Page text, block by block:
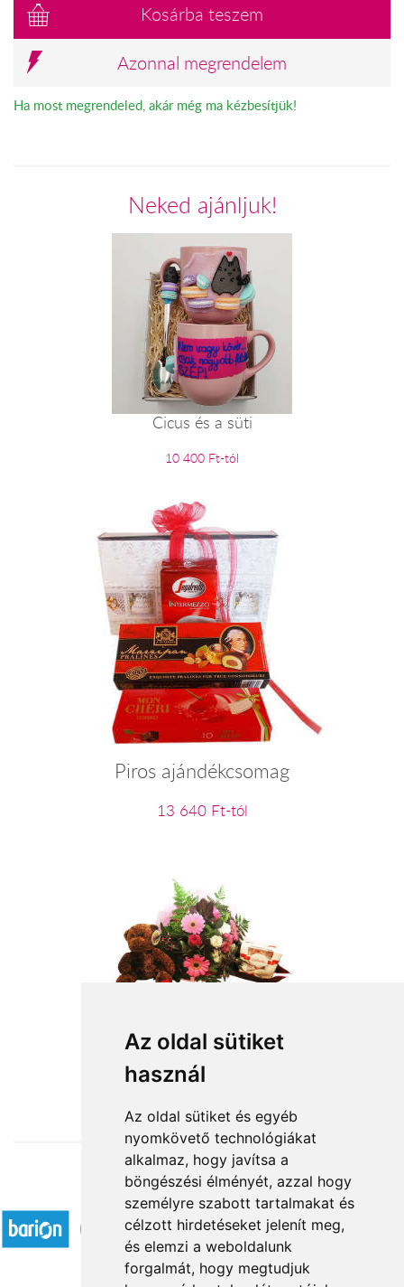
Az oldal sütiket
használ
Az oldal sütiket és egyéb
nyomkövető technológiákat
alkalmaz, hogy javítsa a
böngészési élményét, azzal hogy
személyre szabott tartalmakat és
célzott hirdetéseket jelenít meg,
és elemzi a weboldalunk
forgalmát, hogy megtudjuk
Kosárba teszem
Azonnal megrendelem
Ha most megrendeled, akár még ma kézbesítjük!
Neked ajánljuk!
Cicus és a süti
10 400 Ft-tól
Piros ajándékcsomag
13 640 Ft-tól
26 200 Ft-tól
Elfogadott fizetési módok